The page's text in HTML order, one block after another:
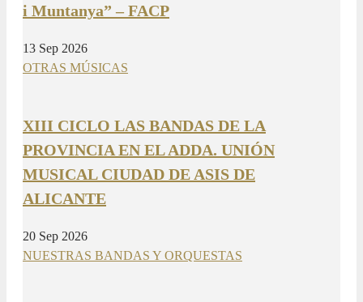
i Muntanya” – FACP
13 Sep 2026
OTRAS MÚSICAS
XIII CICLO LAS BANDAS DE LA
PROVINCIA EN EL ADDA. UNIÓN
MUSICAL CIUDAD DE ASIS DE
ALICANTE
20 Sep 2026
NUESTRAS BANDAS Y ORQUESTAS